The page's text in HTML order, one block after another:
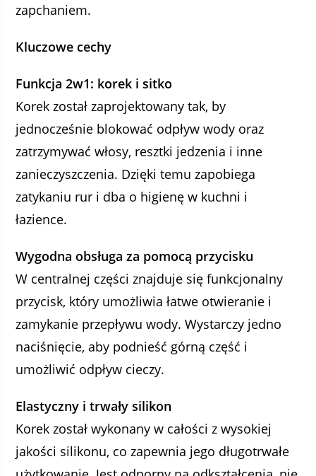
zapchaniem.
Kluczowe cechy
Funkcja 2w1: korek i sitko
Korek został zaprojektowany tak, by
jednocześnie blokować odpływ wody oraz
zatrzymywać włosy, resztki jedzenia i inne
zanieczyszczenia. Dzięki temu zapobiega
zatykaniu rur i dba o higienę w kuchni i
łazience.
Wygodna obsługa za pomocą przycisku
W centralnej części znajduje się funkcjonalny
przycisk, który umożliwia łatwe otwieranie i
zamykanie przepływu wody. Wystarczy jedno
naciśnięcie, aby podnieść górną część i
umożliwić odpływ cieczy.
Elastyczny i trwały silikon
Korek został wykonany w całości z wysokiej
jakości silikonu, co zapewnia jego długotrwałe